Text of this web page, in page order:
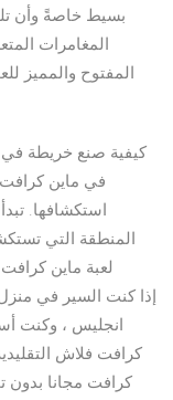
بسيط خاصةً وأن
المغامرات
المفتوح
في ماين
استكشافها.
المنطقة التي
لعبة ماين
انجليس ، وكنت
كرافت فلاش
كرافت مجانا